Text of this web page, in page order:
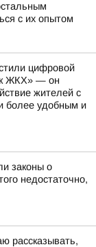
с их опытом
цифровой
ЖКХ» — он
жителей с
более удобным и
законы о
недостаточно,
рассказывать,